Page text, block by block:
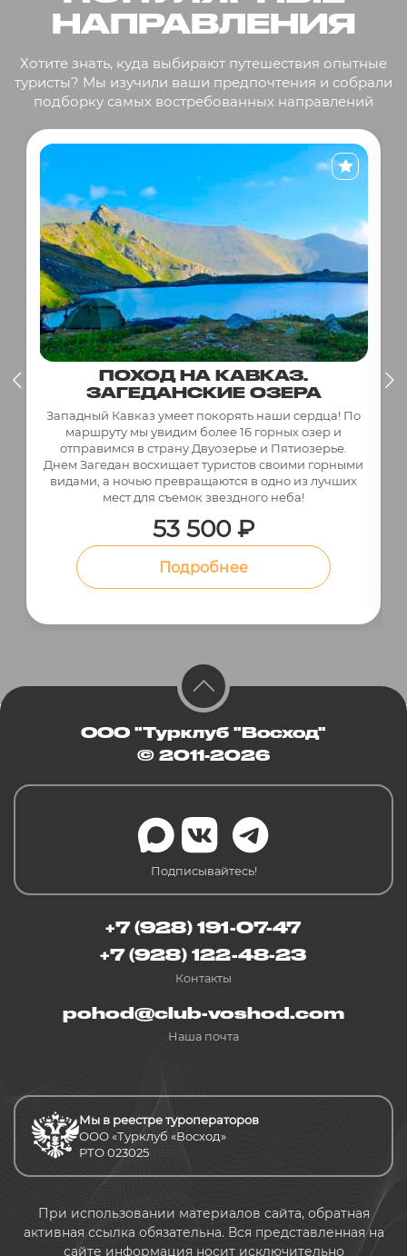
НАПРАВЛЕНИЯ
Хотите знать, куда выбирают путешествия опытные
туристы? Мы изучили ваши предпочтения и собрали
подборку самых востребованных направлений
ПОХОД НА КАВКАЗ.
ЗАГЕДАНСКИЕ ОЗЕРА
Западный Кавказ умеет покорять наши сердца! По
маршруту мы увидим более 16 горных озер и
отправимся в страну Двуозерье и Пятиозерье.
Днем Загедан восхищает туристов своими горными
видами, а ночью превращаются в одно из лучших
мест для съемок звездного неба!
53 500 ₽
Подробнее
ООО "Турклуб "Восход"
© 2011-2026
Подписывайтесь!
+7 (928) 191-07-47
+7 (928) 122-48-23
Контакты
pohod@club-voshod.com
Наша почта
Мы в реестре туроператоров
ООО «Турклуб «Восход»
РТО 023025
При использовании материалов сайта, обратная
активная ссылка обязательна. Вся представленная на
сайте информация носит исключительно